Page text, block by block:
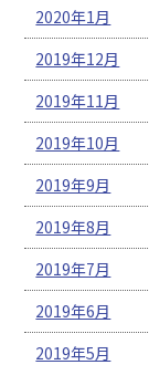
2020年1月
2019年12月
2019年11月
2019年10月
2019年9月
2019年8月
2019年7月
2019年6月
2019年5月